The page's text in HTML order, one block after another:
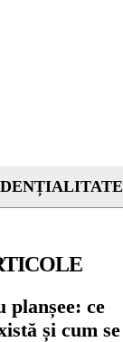
planșee: ce
și cum se